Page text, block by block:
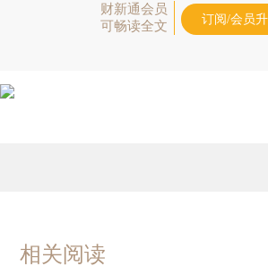
财新通会员
可畅读全文
订阅/会员
相关阅读